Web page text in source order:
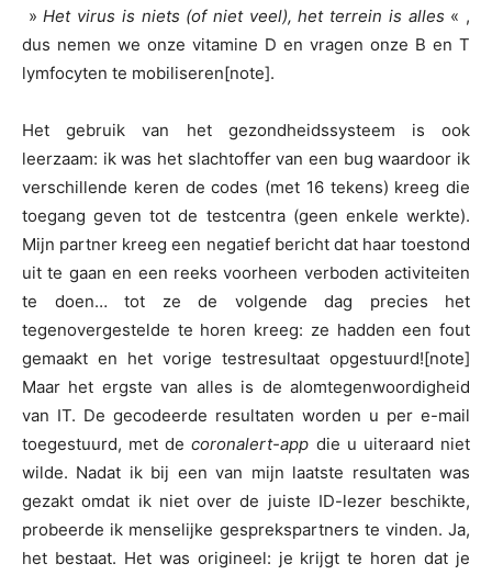
»Het virus is niets (of niet veel), het terrein is alles « ,
dus nemen we onze vitamine D en vragen onze B en T
lymfocyten te mobiliseren[note].
Het gebruik van het gezondheidssysteem is ook
leerzaam: ik was het slachtoffer van een bug waardoor ik
verschillende keren de codes (met 16 tekens) kreeg die
toegang geven tot de testcentra (geen enkele werkte).
Mijn partner kreeg een negatief bericht dat haar toestond
uit te gaan en een reeks voorheen verboden activiteiten
te doen… tot ze de volgende dag precies het
tegenovergestelde te horen kreeg: ze hadden een fout
gemaakt en het vorige testresultaat opgestuurd![note]
Maar het ergste van alles is de alomtegenwoordigheid
van IT. De gecodeerde resultaten worden u per e-mail
toegestuurd, met decoronalert-app die u uiteraard niet
wilde. Nadat ik bij een van mijn laatste resultaten was
gezakt omdat ik niet over de juiste ID-lezer beschikte,
probeerde ik menselijke gesprekspartners te vinden. Ja,
het bestaat. Het was origineel: je krijgt te horen dat je